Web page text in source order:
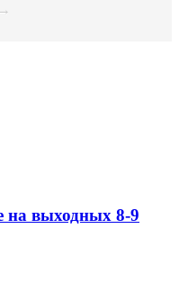
→
на выходных 8-9